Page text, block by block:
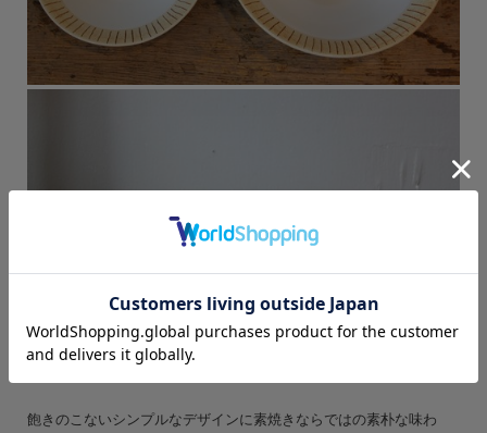
飽きのこないシンプルなデザインに素焼きならではの素朴な味わ